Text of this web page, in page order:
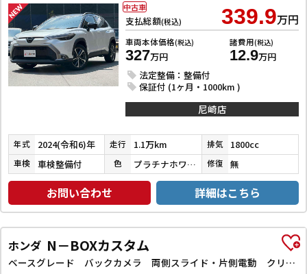
支払総額(税込) 339.9万円
車両本体価格(税込)
327万円
諸費用(税込)
12.9万円
法定整備：整備付
保証付 (1ヶ月・1000km )
中古車
尼崎店
年式 2024(令和6)年 走行 1.1万km 排気 1800cc
車検 車検整備付 色 プラチナホワイトパールマイカ／アティチュードブラックマイカ 修復 無
お問い合わせ 詳細はこちら
ホンダ N－BOXカスタム
ベースグレード バックカメラ 両側スライド・片側電動 クリアランスソナー レーンアシスト オートライト スマートキー 電動格納ミラー CVT ESC USB チップアップシート アルミホイール エアコン